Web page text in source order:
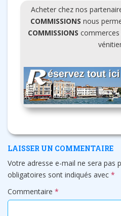
Acheter chez nos
COMMISSIONS nous
COMMISSIONS
LAISSER UN COMMENTAIRE
Votre adresse e-mail ne sera pas
obligatoires sont indiqués avec *
Commentaire *